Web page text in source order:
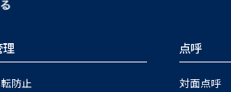
理
防止
点呼
対面点呼